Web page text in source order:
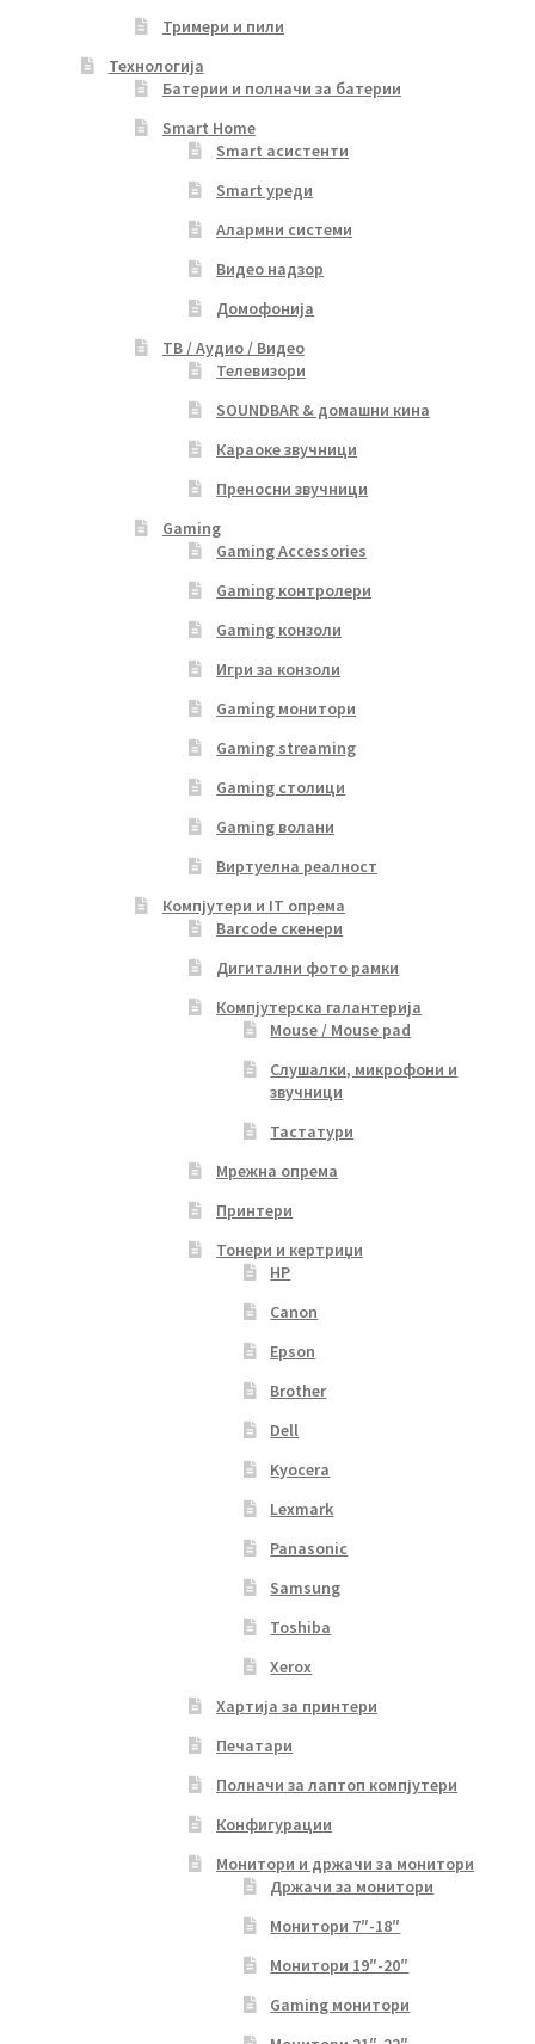
Тримери и пили
Технологија
Батерии и полначи за батерии
Smart Home
Smart асистенти
Smart уреди
Алармни системи
Видео надзор
Домофонија
ТВ / Аудио / Видео
Телевизори
SOUNDBAR & домашни кина
Караоке звучници
Преносни звучници
Gaming
Gaming Accessories
Gaming контролери
Gaming конзоли
Игри за конзоли
Gaming монитори
Gaming streaming
Gaming столици
Gaming волани
Виртуелна реалност
Компјутери и IT опрема
Barcode скенери
Дигитални фото рамки
Компјутерска галантерија
Mouse / Mouse pad
Слушалки, микрофони и
звучници
Тастатури
Мрежна опрема
Принтери
Тонери и кертриџи
HP
Canon
Epson
Brother
Dell
Kyocera
Lexmark
Panasonic
Samsung
Toshiba
Xerox
Хартија за принтери
Печатари
Полначи за лаптоп компјутери
Конфигурации
Монитори и држачи за монитори
Држачи за монитори
Монитори 7″-18″
Монитори 19″-20″
Gaming монитори